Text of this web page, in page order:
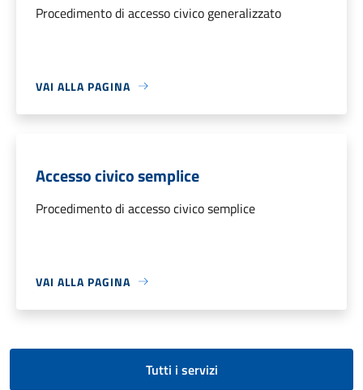
Procedimento di accesso civico generalizzato
VAI ALLA PAGINA
Accesso civico semplice
Procedimento di accesso civico semplice
VAI ALLA PAGINA
Tutti i servizi